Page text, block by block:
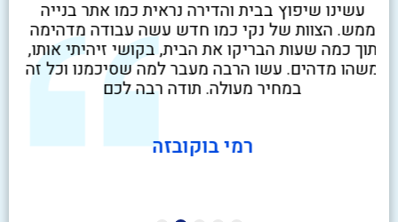
עשינו שיפוץ בבית והדירה נראית כמו אתר בנייה
ממש. הצוות של נקי כמו חדש עשה עבודה מדהימה
תוך כמה שעות הבריקו את הבית, בקושי זיהיתי אותו,
משהו מדהים. עשו הרבה מעבר למה שסיכמנו וכל זה
במחיר מעולה. תודה רבה לכם
רמי בוקובזה